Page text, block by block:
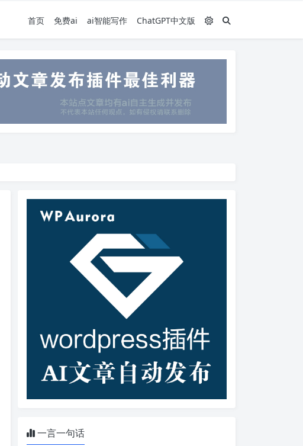
首页 免费ai ai智能写作 ChatGPT中文版
一言一句话